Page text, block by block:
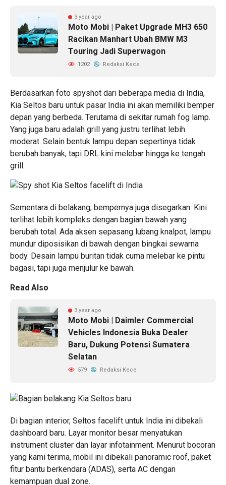
3 year ago
Moto Mobi | Paket Upgrade MH3 650
Racikan Manhart Ubah BMW M3
Touring Jadi Superwagon
1202 Redaksi Kece
Berdasarkan foto spyshot dari beberapa media di India,
Kia Seltos baru untuk pasar India ini akan memiliki bemper
depan yang berbeda. Terutama di sekitar rumah fog lamp.
Yang juga baru adalah grill yang justru terlihat lebih
moderat. Selain bentuk lampu depan sepertinya tidak
berubah banyak, tapi DRL kini melebar hingga ke tengah
grill.
Sementara di belakang, bempernya juga disegarkan. Kini
terlihat lebih kompleks dengan bagian bawah yang
berubah total. Ada aksen sepasang lubang knalpot, lampu
mundur diposisikan di bawah dengan bingkai sewarna
body. Desain lampu buritan tidak cuma melebar ke pintu
bagasi, tapi juga menjulur ke bawah.
Read Also
3 year ago
Moto Mobi | Daimler Commercial
Vehicles Indonesia Buka Dealer
Baru, Dukung Potensi Sumatera
Selatan
579 Redaksi Kece
Di bagian interior, Seltos facelift untuk India ini dibekali
dashboard baru. Layar monitor besar menyatukan
instrument cluster dan layar infotainment. Menurut bocoran
yang kami terima, mobil ini dibekali panoramic roof, paket
fitur bantu berkendara (ADAS), serta AC dengan
kemampuan dual zone.